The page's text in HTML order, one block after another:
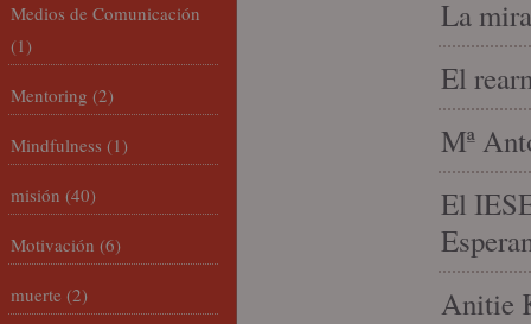
La
El
Mª
El
Anitie
Medios de Comunicación
(1)
Mentoring (2)
Mindfulness (1)
misión (40)
Motivación (6)
muerte (2)